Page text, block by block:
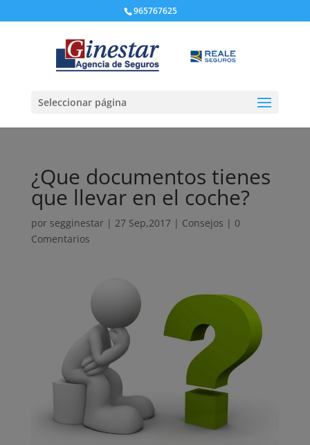
965767625
Seleccionar página
¿Que documentos tienes
que llevar en el coche?
por segginestar| 27 Sep,2017 | Consejos | 0
Comentarios